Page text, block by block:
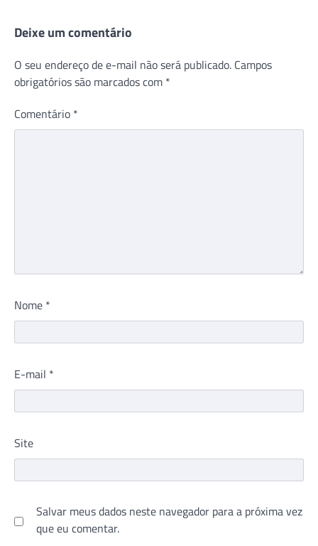
Deixe um comentário
O seu endereço de e-mail não será publicado. Campos
obrigatórios são marcados com *
Comentário *
Nome *
E-mail *
Site
Salvar meus dados neste navegador para a próxima vez
que eu comentar.